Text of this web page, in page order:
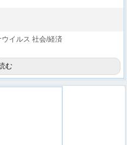
イルス 社会/経済
む